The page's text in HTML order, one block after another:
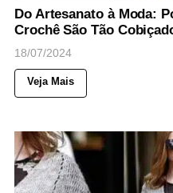
Do Artesanato à Moda:
Crochê São Tão
18/07/2024
Veja Mais